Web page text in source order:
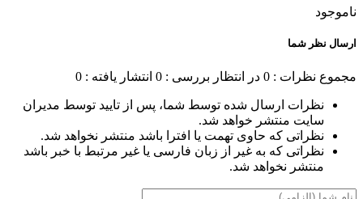
ناموجود
ارسال نظر شما
مجموع نظرات : 0 در انتظار بررسی : 0 انتشار یافته : 0
نظرات ارسال شده توسط شما، پس از تایید توسط مدیران
سایت منتشر خواهد شد.
نظراتی که حاوی تهمت یا افترا باشد منتشر نخواهد شد.
نظراتی که به غیر از زبان فارسی یا غیر مرتبط با خبر باشد
منتشر نخواهد شد.